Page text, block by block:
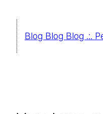
contenido
Blog Blog Blog .:.